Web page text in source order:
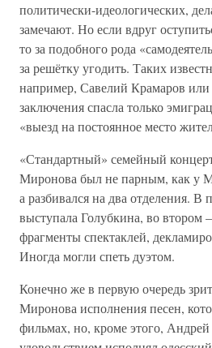
политически-идеологических,
замечают. Но если вдруг
то за подобного рода
за решётку угодить. Таких
например, Савелий Крамаров
заключения спасла только
«выезд на постоянное место
«Стандартный» семейный
Миронова был не парным, как у
а разбивался на два отделения. В
выступала Голубкина, во
фрагменты спектаклей,
Иногда могли спеть дуэтом.
Конечно же в первую очередь
Миронова исполнения песен,
фильмах, но, кроме этого,